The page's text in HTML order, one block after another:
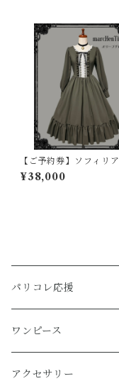
【ご予約券】ソフィリ
ピース
¥38,000
パリコレ応援
ワンピース
アクセサリー